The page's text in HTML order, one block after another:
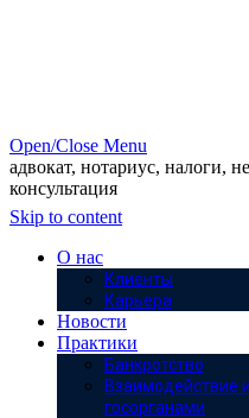
Open/Close Menu
адвокат, нотариус, налоги,
консультация
Skip to content
О нас
Клиенты
Карьера
Новости
Практики
Банкротство
Взаимодействие
госорганами